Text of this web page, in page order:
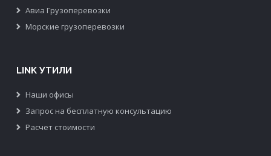
Авиа Грузоперевозки
Морские грузоперевозки
LINK УТИЛИ
Наши офисы
Запрос на бесплатную консультацию
Расчет стоимости